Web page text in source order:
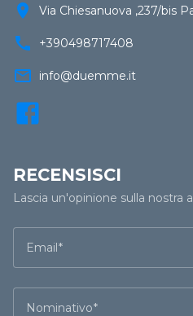
location_on Via Chiesanuova ,237/bis
call +390498717408
mail_outline info@duemme.it
RECENSISCI
Lascia un'opinione sulla nostra
Email
Nominativo